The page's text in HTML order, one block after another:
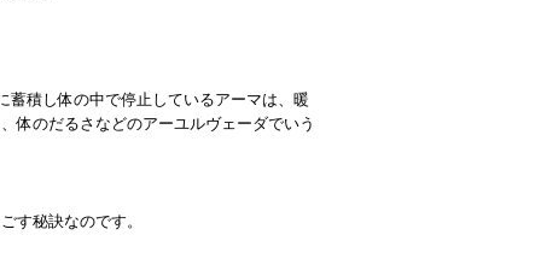
蓄積し体の中で停止しているアーマは、暖
体のだるさなどのアーユルヴェーダでいう
す秘訣なのです。